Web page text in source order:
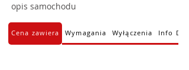
opis samochodu
Cena zawiera Wymagania Wyłączenia Info